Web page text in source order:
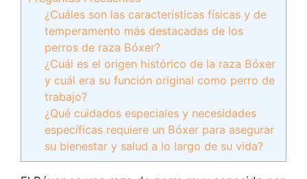
¿Cuáles son las características físicas y de
temperamento más destacadas de los
perros de raza Bóxer?
¿Cuál es el origen histórico de la raza Bóxer
y cuál era su función original como perro de
trabajo?
¿Qué cuidados especiales y necesidades
específicas requiere un Bóxer para asegurar
su bienestar y salud a lo largo de su vida?